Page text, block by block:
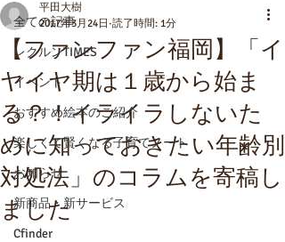
全ての記事
レクルンTIMES
イベント
おすすめ絵本のご紹介
楽しくて賢くなる子育てノート
お知らせ
新商品・新サービス
Cfinder
【ファンファン福岡】「イ
ヤイヤ期は１歳から始ま
る？！イライラしないた
めに知っておきたい年齢別
対処法」のコラムを寄稿し
ました
平田大樹
2017年3月24日 読了時間: 1分